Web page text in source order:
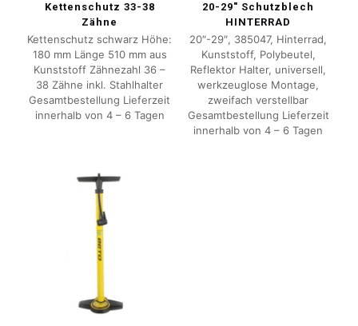
Kettenschutz 33-38
Zähne
Kettenschutz schwarz Höhe:
180 mm Länge 510 mm aus
Kunststoff Zähnezahl 36 –
38 Zähne inkl. Stahlhalter
Gesamtbestellung Lieferzeit
innerhalb von 4 – 6 Tagen
20-29″ Schutzblech
HINTERRAD
20″-29″, 385047, Hinterrad,
Kunststoff, Polybeutel,
Reflektor Halter, universell,
werkzeuglose Montage,
zweifach verstellbar
Gesamtbestellung Lieferzeit
innerhalb von 4 – 6 Tagen